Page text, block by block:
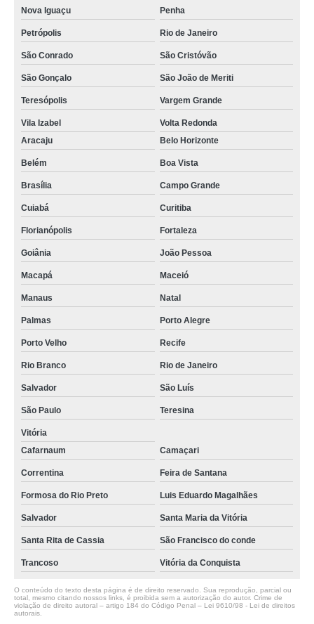
Nova Iguaçu Penha
Petrópolis Rio de Janeiro
São Conrado São Cristóvão
São Gonçalo São João de Meriti
Teresópolis Vargem Grande
Vila Izabel
Volta Redonda
Aracaju
Belo Horizonte
Belém Boa Vista
Brasília Campo Grande
Cuiabá Curitiba
Florianópolis Fortaleza
Goiânia João Pessoa
Macapá Maceió
Manaus Natal
Palmas Porto Alegre
Porto Velho Recife
Rio Branco Rio de Janeiro
Salvador São Luís
São Paulo Teresina
Vitória
Cafarnaum
Camaçari
Correntina Feira de Santana
Formosa do Rio Preto Luis Eduardo Magalhães
Salvador Santa Maria da Vitória
Santa Rita de Cassia São Francisco do conde
Trancoso Vitória da Conquista
O conteúdo do texto desta página é de direito reservado. Sua reprodução, parcial ou
total, mesmo citando nossos links, é proibida sem a autorização do autor. Crime de
violação de direito autoral – artigo 184 do Código Penal – Lei 9610/98 - Lei de direitos
autorais